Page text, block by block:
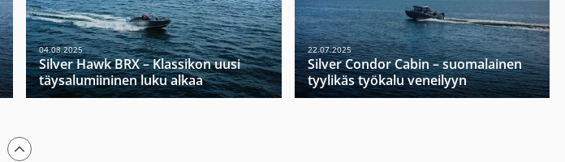
04.08.2025
Silver Hawk BRX – Klassikon uusi
täysalumiininen luku alkaa
22.07.2025
Silver Condor Cabin – suomalainen
tyylikäs työkalu veneilyyn